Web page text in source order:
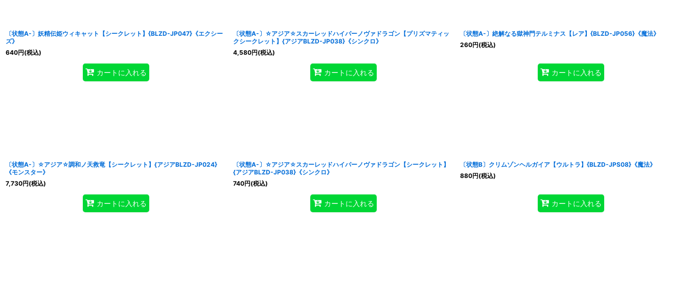
〔状態A-〕妖精伝姫ウィキャット【シークレット】{BLZD-JP047}《エクシー
ズ》
640円(税込)
カートに入れる
〔状態A-〕☆アジア☆スカーレッドハイパーノヴァドラゴン【プリズマティッ
クシークレット】{アジアBLZD-JP038}《シンクロ》
4,580円(税込)
カートに入れる
〔状態A-〕絶解なる獄神門テルミナス【レア】{BLZD-JP056}《魔法》
260円(税込)
カートに入れる
〔状態A-〕☆アジア☆調和ノ天救竜【シークレット】{アジアBLZD-JP024}
《モンスター》
7,730円(税込)
カートに入れる
〔状態A-〕☆アジア☆スカーレッドハイパーノヴァドラゴン【シークレット】
{アジアBLZD-JP038}《シンクロ》
740円(税込)
カートに入れる
〔状態B〕クリムゾンヘルガイア【ウルトラ】{BLZD-JPS08}《魔法》
880円(税込)
カートに入れる